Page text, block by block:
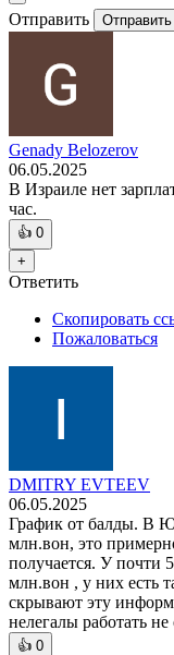
Отправить Отправить
Genady Belozerov
06.05.2025
В Израиле нет
час.
👍 0
+
Ответить
Скопировать
Пожаловаться
DMITRY EVTEEV
06.05.2025
График от балды. В
млн.вон, это
получается. У почти
млн.вон , у них есть
скрывают эту
нелегалы работать не
👍 0